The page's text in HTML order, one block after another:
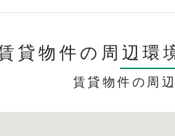
貸物件の周辺環
賃貸物件の周